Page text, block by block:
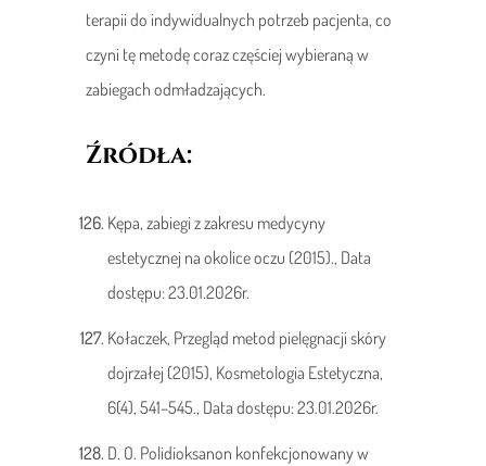
terapii do indywidualnych potrzeb pacjenta, co
czyni tę metodę coraz częściej wybieraną w
zabiegach odmładzających.
Źródła:
Kępa, zabiegi z zakresu medycyny
estetycznej na okolice oczu (2015)., Data
dostępu: 23.01.2026r.
Kołaczek, Przegląd metod pielęgnacji skóry
dojrzałej (2015), Kosmetologia Estetyczna,
6(4), 541–545., Data dostępu: 23.01.2026r.
D. O. Polidioksanon konfekcjonowany w